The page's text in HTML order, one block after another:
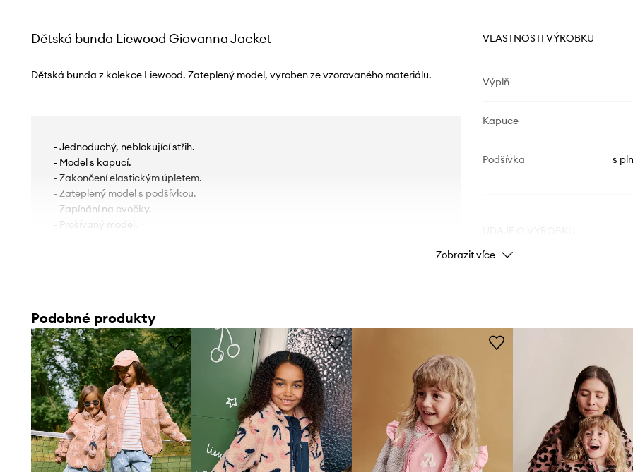
Dětská bunda Liewood Giovanna Jacket
Dětská bunda z kolekce Liewood. Zateplený model, vyroben ze vzorovaného materiálu.
- Jednoduchý, neblokující střih.
- Model s kapucí.
- Zakončení elastickým úpletem.
- Zateplený model s podšívkou.
- Zapínání na cvočky.
- Prošívaný model.
VLASTNOSTI VÝROBKU
Výplň
Kapuce
Podšívka
s
Značka
Zobrazit více
Podobné produkty